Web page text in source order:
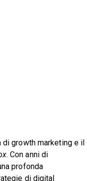
growth marketing e il
. Con anni di
profonda
di digital